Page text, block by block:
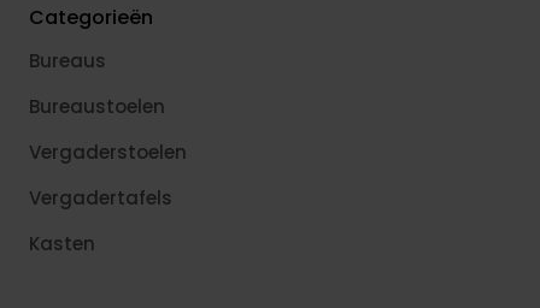
Categorieën
Bureaus
Bureaustoelen
Vergaderstoelen
Vergadertafels
Kasten